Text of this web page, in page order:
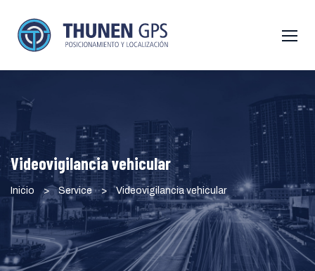
Videovigilancia vehicular
Inicio > Service > Videovigilancia vehicular